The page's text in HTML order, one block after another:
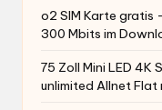
o2 SIM Karte gratis
300 Mbits im
75 Zoll Mini LED 4K
unlimited Allnet